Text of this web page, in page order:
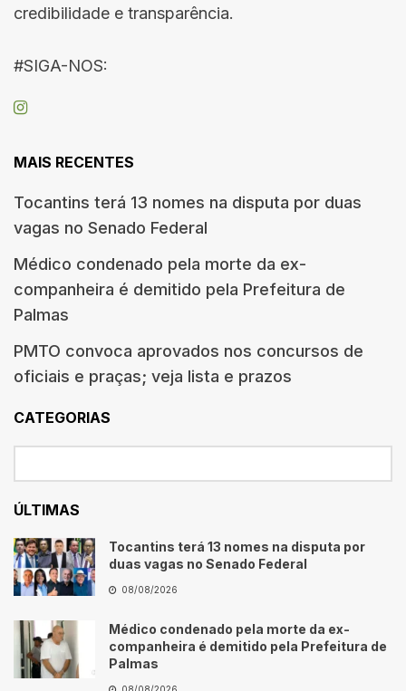
credibilidade e transparência.
#SIGA-NOS:
MAIS RECENTES
Tocantins terá 13 nomes na disputa por duas
vagas no Senado Federal
Médico condenado pela morte da ex-
companheira é demitido pela Prefeitura de
Palmas
PMTO convoca aprovados nos concursos de
oficiais e praças; veja lista e prazos
CATEGORIAS
ÚLTIMAS
Tocantins terá 13 nomes na disputa por
duas vagas no Senado Federal
08/08/2026
Médico condenado pela morte da ex-
companheira é demitido pela Prefeitura de
Palmas